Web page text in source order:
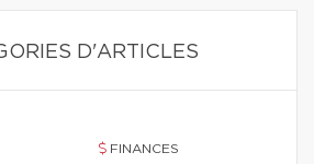
D'ARTICLES
FINANCES